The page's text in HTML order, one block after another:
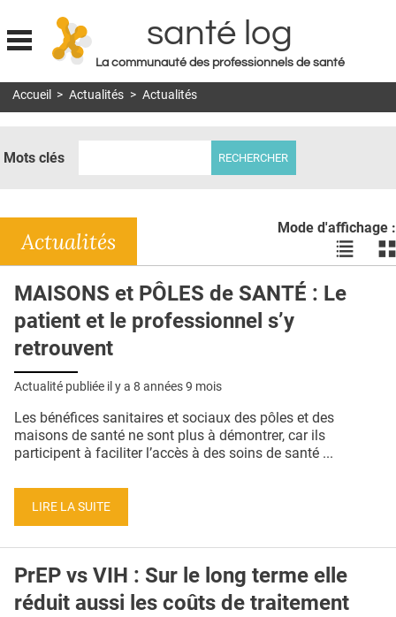
Jump to navigation
santé log
La communauté des professionnels de santé
MON COMPTE
DOSSIERS
RÉSEAUX
E-REVUE SAD
THÉMA
L'APP
PUBLICITÉ
CONTACT
Accueil > Actualités > Actualités
Mots clés
Mode d'affichage :
Voir
les
en
les
Actualités
MAISONS et PÔLES de SANTÉ : Le
patient et le professionnel s’y
retrouvent
Actualité publiée il y a 8 années 9 mois
Les bénéfices sanitaires et sociaux des pôles et des
maisons de santé ne sont plus à démontrer, car ils
participent à faciliter l’accès à des soins de santé ...
LIRE LA SUITE
PrEP vs VIH : Sur le long terme elle
réduit aussi les coûts de traitement